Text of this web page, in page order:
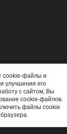
в социальных сетях:
Мегагрупп.ру
cookie-файлы и
улучшения его
с сайтом, Вы
cookie-файлов.
файлы cookie